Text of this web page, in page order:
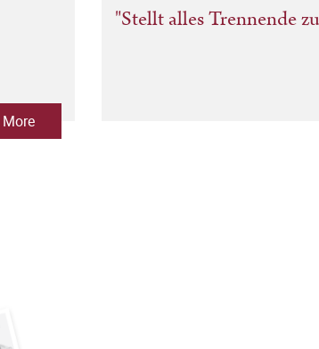
More
"Stellt alles Trennende